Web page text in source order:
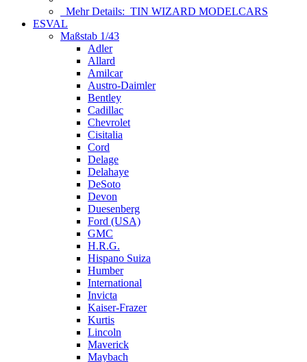
Mehr Details: TIN WIZARD MODELCARS
ESVAL
Maßstab 1/43
Adler
Allard
Amilcar
Austro-Daimler
Bentley
Cadillac
Chevrolet
Cisitalia
Cord
Delage
Delahaye
DeSoto
Devon
Duesenberg
Ford (USA)
GMC
H.R.G.
Hispano Suiza
Humber
International
Invicta
Kaiser-Frazer
Kurtis
Lincoln
Maverick
Maybach